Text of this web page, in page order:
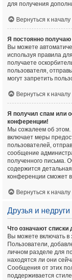
для получения
Вернуться к началу
Я постоянно
Вы можете
используя правила
получаете
пользователя,
могут запретить
Вернуться к началу
Я получил спам или
конференции!
Мы сожалеем об этом.
включает меры
пользователей,
сообщение
полученного письма.
содержится
конференции сможет
Вернуться к началу
Друзья и недруги
Что означают списки
Вы можете включать в
Пользователи,
личном разделе для
находятся ли они
Сообщения от этих
поддерживается